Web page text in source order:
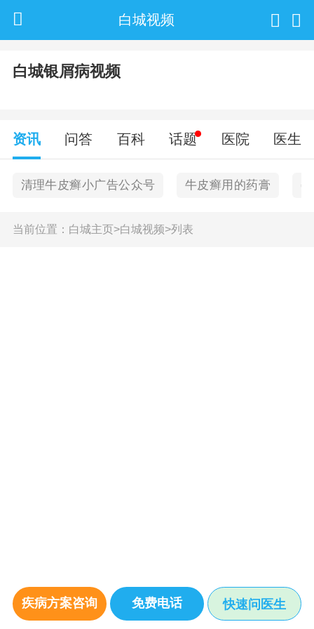
白城视频
白城银屑病视频
资讯 问答 百科 话题 医院 医生
清理牛皮癣小广告公众号 牛皮癣用的药膏
当前位置： 白城主页>白城视频>列表
疾病方案咨询 免费电话 快速问医生